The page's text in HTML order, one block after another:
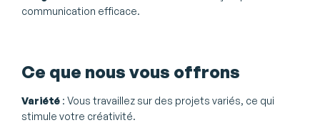
communication efficace.
Ce que nous vous offrons
Variété : Vous travaillez sur des projets variés, ce qui
stimule votre créativité.